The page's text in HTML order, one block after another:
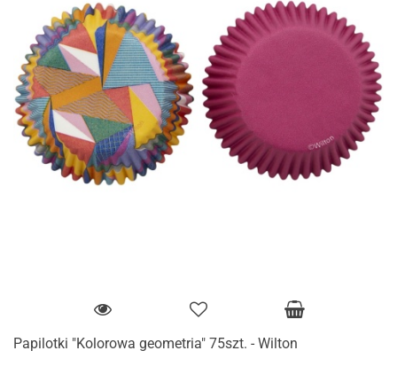
Papilotki "Kolorowa geometria" 75szt. - Wilton